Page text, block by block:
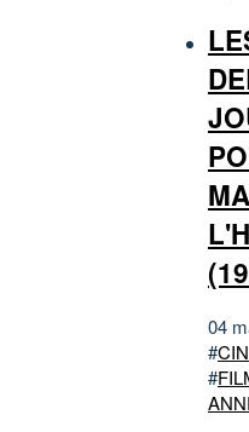
04
#
#